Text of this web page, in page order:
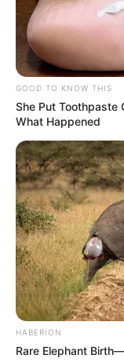
GOOD TO KNOW THIS
She Put Toothpaste
What Happened
HABERION
Rare Elephant